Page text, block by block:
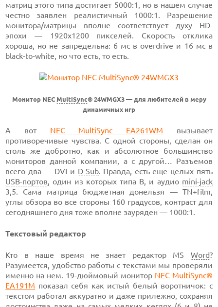
матриц этого типа достигает 5000:1, но в нашем случае
честно заявлен реалистичный 1000:1. Разрешение
монитора/матрицы вполне соответствует духу HD-
эпохи — 1920x1200 пикселей. Скорость отклика
хороша, но не запредельна: 6 мс в overdrive и 16 мс в
black-to-white, но что есть, то есть.
Монитор NEC MultiSync® 24WMGX3 — для любителей в меру
динамичных игр
А вот NEC MultiSync EA261WM вызывает
противоречивые чувства. С одной стороны, сделан он
столь же добротно, как и абсолютное большинство
мониторов данной компании, а с другой… Разъемов
всего два — DVI и D-Sub. Правда, есть еще целых пять
USB-портов, один из которых типа В, и аудио mini-jack
3,5. Сама матрица бюджетная донельзя — TN+film,
углы обзора во все стороны 160 градусов, контраст для
сегодняшнего дня тоже вполне зауряден — 1000:1.
Текстовый редактор
Кто в наше время не знает редактор MS Word?
Разумеется, удобство работы с текстами мы проверяли
именно на нем. 19-дюймовый монитор NEC MultiSync®
EA191M показал себя как истый белый воротничок: с
текстом работал аккуратно и даже прилежно, сохраняя